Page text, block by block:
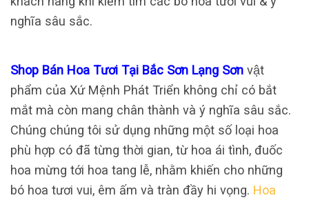
nghĩa sâu sắc.
Shop Bán Hoa Tươi Tại Bắc Sơn Lạng Sơn vật
phẩm của Xứ Mệnh Phát Triển không chỉ có bắt
mắt mà còn mang chân thành và ý nghĩa sâu sắc.
Chúng chúng tôi sử dụng những một số loại hoa
phù hợp có đã từng thời gian, từ hoa ái tình, đuốc
hoa mừng tới hoa tang lễ, nhằm khiến cho những
bó hoa tươi vui, êm ấm và tràn đầy hi vọng. Hoa